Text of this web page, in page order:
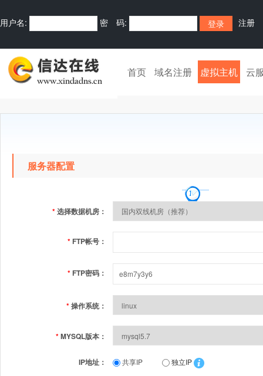
用户名: 密 码: 注册
首页 域名注册 虚拟主机 云
服务器配置
*选择数据机房：
* FTP帐号：
* FTP密码：
*操作系统：
*MYSQL版本：
IP地址： 共享IP 独立IP